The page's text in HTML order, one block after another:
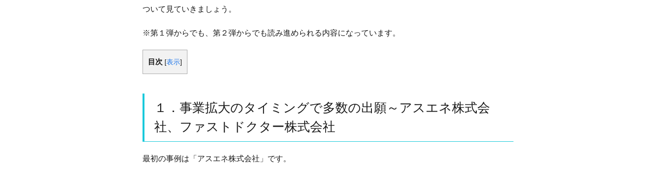
ついて見ていきましょう。
※第１弾からでも、第２弾からでも読み進められる内容になっています。
目次 [表示]
１．事業拡大のタイミングで多数の出願～アスエネ株式会
社、ファストドクター株式会社
最初の事例は「アスエネ株式会社」です。